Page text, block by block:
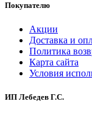
Покупателю
Акции
Доставка и
Политика
Карта сайта
Условия
ИП Лебедев Г.С.